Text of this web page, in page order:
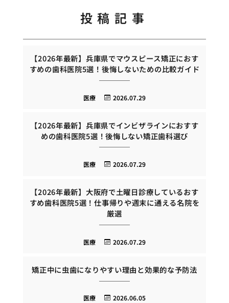
投稿記事
【2026年最新】兵庫県でマウスピース矯正におす
すめの歯科医院5選！後悔しないための比較ガイド
2026.07.29
医療
【2026年最新】兵庫県でインビザラインにおすす
めの歯科医院5選！後悔しない矯正歯科選び
2026.07.29
医療
【2026年最新】大阪府で土曜日診療しているおす
すめ歯科医院5選！仕事帰りや週末に通える名院を
厳選
2026.07.29
医療
矯正中に虫歯になりやすい理由と効果的な予防法
2026.06.05
医療